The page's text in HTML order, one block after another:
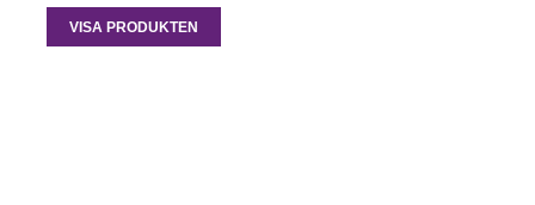
VISA PRODUKTEN